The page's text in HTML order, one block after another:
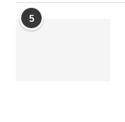
5